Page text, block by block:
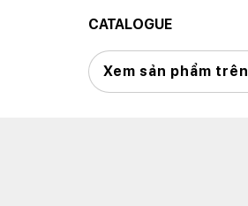
CATALOGUE
Xem sản phẩm trên